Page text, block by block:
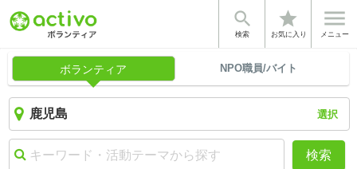

検索
star
お気に入り

メニュー
ボランティア NPO職員/バイト
選択
検索